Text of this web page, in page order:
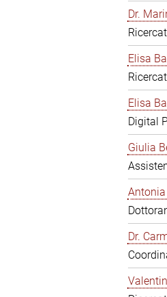
Dr.
Elisa
Elisa
Digital
Giulia
Antonia
Dr.